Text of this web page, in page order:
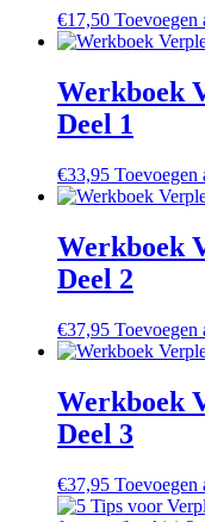
€17,50 Toevoegen
Werkboek
Deel 1
€33,95 Toevoegen
Werkboek
Deel 2
€37,95 Toevoegen
Werkboek
Deel 3
€37,95 Toevoegen